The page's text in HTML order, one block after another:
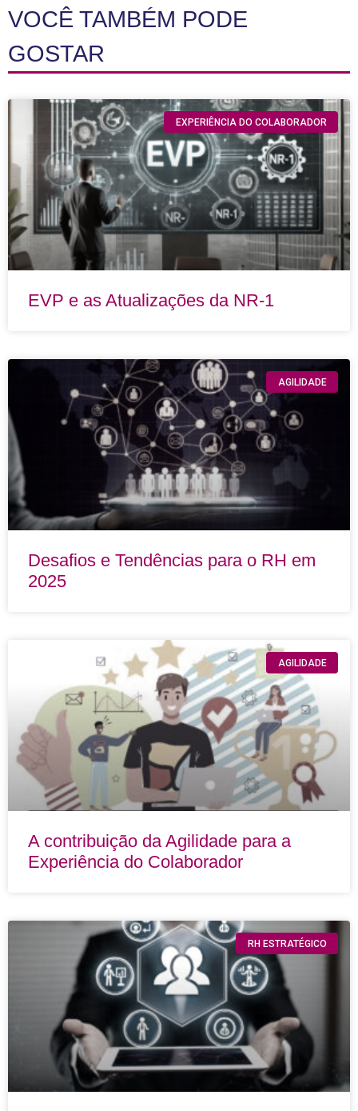
VOCÊ TAMBÉM PODE
GOSTAR
EXPERIÊNCIA DO COLABORADOR
EVP e as Atualizações da NR-1
AGILIDADE
Desafios e Tendências para o RH em
2025
AGILIDADE
A contribuição da Agilidade para a
Experiência do Colaborador
RH ESTRATÉGICO